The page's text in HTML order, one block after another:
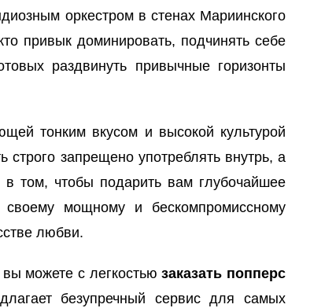
оркестром в стенах Мариинского
привык доминировать, подчинять себе
раздвинуть привычные горизонты
тонким вкусом и высокой культурой
запрещено употреблять внутрь, а
в том, чтобы подарить вам глубочайшее
своему мощному и бескомпромиссному
любви.
вы можете с легкостьюзаказать попперс
безупречный сервис для самых